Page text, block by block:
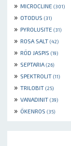
» MICROCLINE (301)
» OTODUS (31)
» PYROLUSITE (31)
» ROSA SALT (42)
» RÖD JASPIS (19)
» SEPTARIA (26)
» SPEKTROLIT (11)
» TRILOBIT (25)
» VANADINIT (39)
» ÖKENROS (35)